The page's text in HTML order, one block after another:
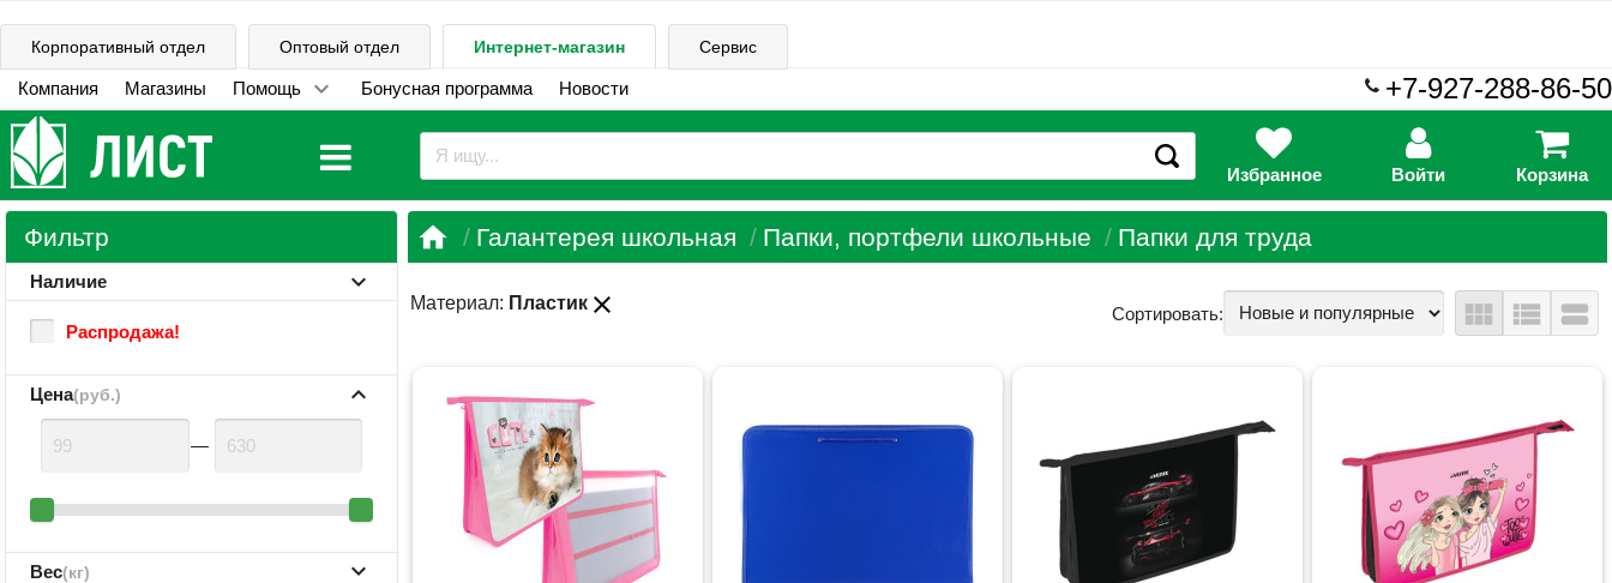
Корпоративный отдел Оптовый отдел Интернет-магазин Сервис
Компания Магазины Помощь Бонусная программа Новости +7-927-288-86-50
Избранное Войти Корзина
Фильтр
Наличие
Распродажа!
Цена(руб.)
—
Вес(кг)
 Галантерея школьная Папки, портфели школьные Папки для труда
Материал: Пластик close Сортировать: view_module view_list view_stream